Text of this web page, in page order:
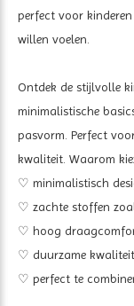
perfect voor
willen voelen.
Ontdek de stijlvolle
minimalistische
pasvorm. Perfect
kwaliteit. Waarom
♡ minimalistisch
♡ zachte stoffen
♡ hoog
♡ duurzame
♡ perfect te